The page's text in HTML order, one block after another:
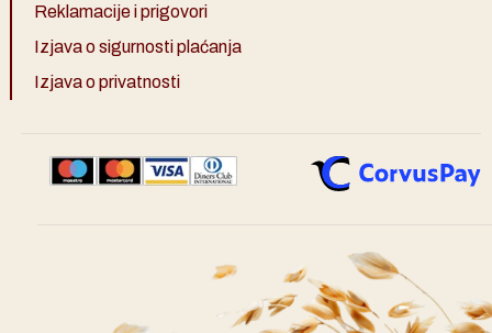
Reklamacije i prigovori
Izjava o sigurnosti plaćanja
Izjava o privatnosti